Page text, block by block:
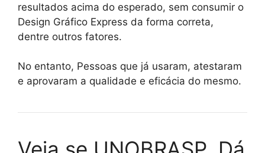
resultados acima do esperado, sem consumir o
Design Gráfico Express da forma correta,
dentre outros fatores.
No entanto, Pessoas que já usaram, atestaram
e aprovaram a qualidade e eficácia do mesmo.